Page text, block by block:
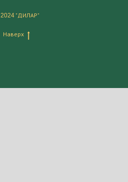
2024 "ДИЛАР"
Наверх